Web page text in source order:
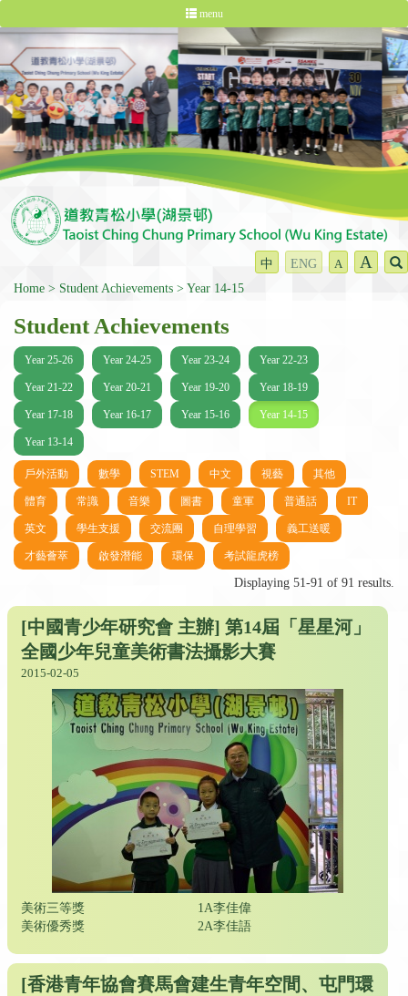
menu
中 ENG A A
Home Student Achievements Year 14-15
Student Achievements
Year 25-26 Year 24-25 Year 23-24 Year 22-23
Year 21-22 Year 20-21 Year 19-20 Year 18-19
Year 17-18 Year 16-17 Year 15-16 Year 14-15
Year 13-14
戶外活動 數學 STEM 中文 視藝 其他
體育 常識 音樂 圖書 童軍 普通話 IT
英文 學生支援 交流團 自理學習 義工送暖
才藝薈萃 啟發潛能 環保 考試龍虎榜
Displaying 51-91 of 91 results.
[中國青少年研究會 主辦] 第14屆「星星河」
全國少年兒童美術書法攝影大賽
2015-02-05
美術三等獎
美術優秀獎
1A李佳偉
2A李佳語
[香港青年協會賽馬會建生青年空間、屯門環